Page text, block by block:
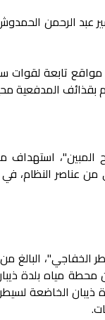
عبد الرحمن
مواقع تابعة
المدفعية
عناصر النظام،
محطة مياه بلدة
ذيبان الخاضعة